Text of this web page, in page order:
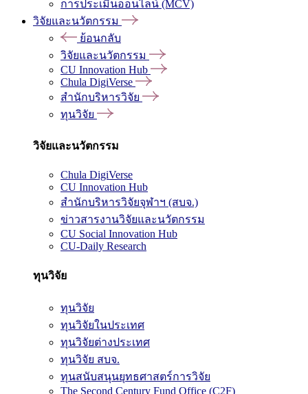
การประเมินออนไลน์ (MCV)
วิจัยและนวัตกรรม
ย้อนกลับ
วิจัยและนวัตกรรม
CU Innovation Hub
Chula DigiVerse
สำนักบริหารวิจัย
ทุนวิจัย
วิจัยและนวัตกรรม
Chula DigiVerse
CU Innovation Hub
สำนักบริหารวิจัยจุฬาฯ (สบจ.)
ข่าวสารงานวิจัยและนวัตกรรม
CU Social Innovation Hub
CU-Daily Research
ทุนวิจัย
ทุนวิจัย
ทุนวิจัยในประเทศ
ทุนวิจัยต่างประเทศ
ทุนวิจัย สบจ.
ทุนสนับสนุนยุทธศาสตร์การวิจัย
The Second Century Fund Office (C2F)